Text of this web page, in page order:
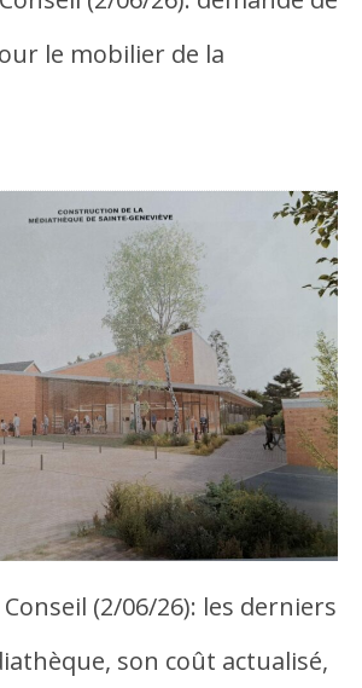
le mobilier de la
(2/06/26): les derniers
son coût actualisé,